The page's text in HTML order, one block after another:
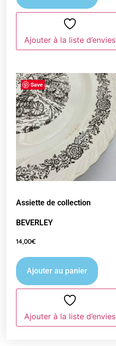
Ajouter à la liste d’envies
Save
Assiette de collection
BEVERLEY
14,00€
Ajouter au panier
Ajouter à la liste d’envies